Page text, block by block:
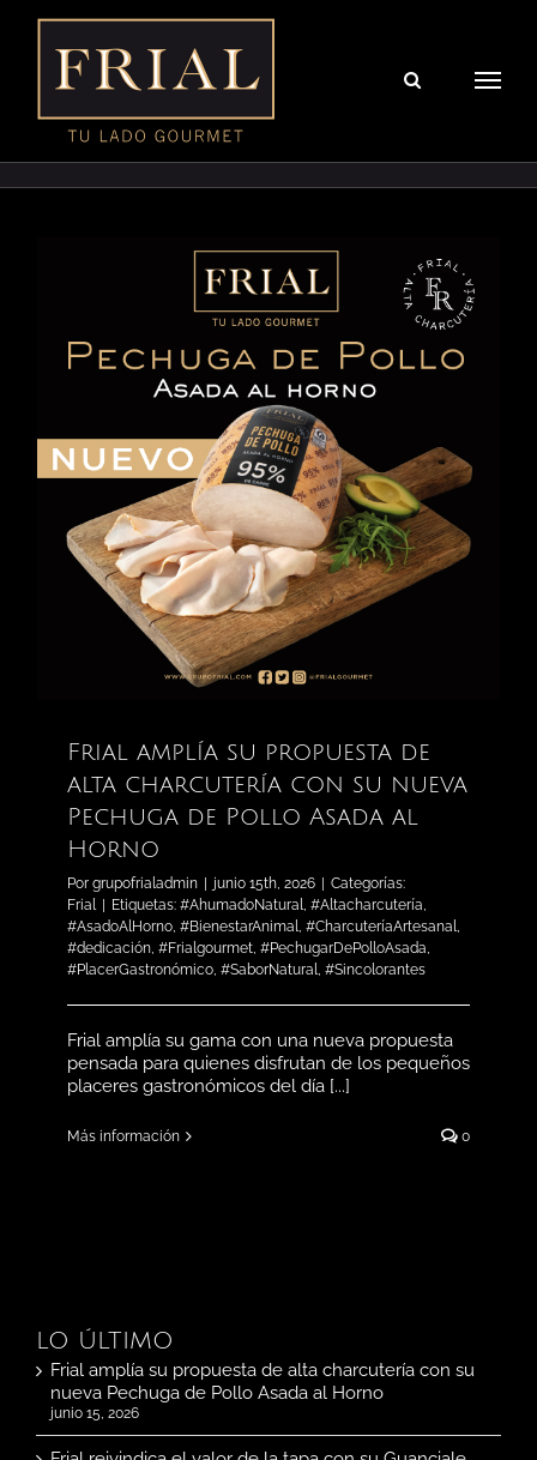
contenido
Frial amplía su propuesta de
alta charcutería con su nueva
Pechuga de Pollo Asada al
Horno
Por grupofrialadmin junio 15th, 2026
Categorías:
Frial
Etiquetas: #AhumadoNatural, #Altacharcutería,
#AsadoAlHorno, #BienestarAnimal, #CharcuteríaArtesanal,
#dedicación, #Frialgourmet, #PechugarDePolloAsada,
#PlacerGastronómico, #SaborNatural, #Sincolorantes
Frial amplía su gama con una nueva propuesta
pensada para quienes disfrutan de los pequeños
placeres gastronómicos del día [...]
Más información 0
LO ÚLTIMO
Frial amplía su propuesta de alta charcutería con su
nueva Pechuga de Pollo Asada al Horno
junio 15, 2026